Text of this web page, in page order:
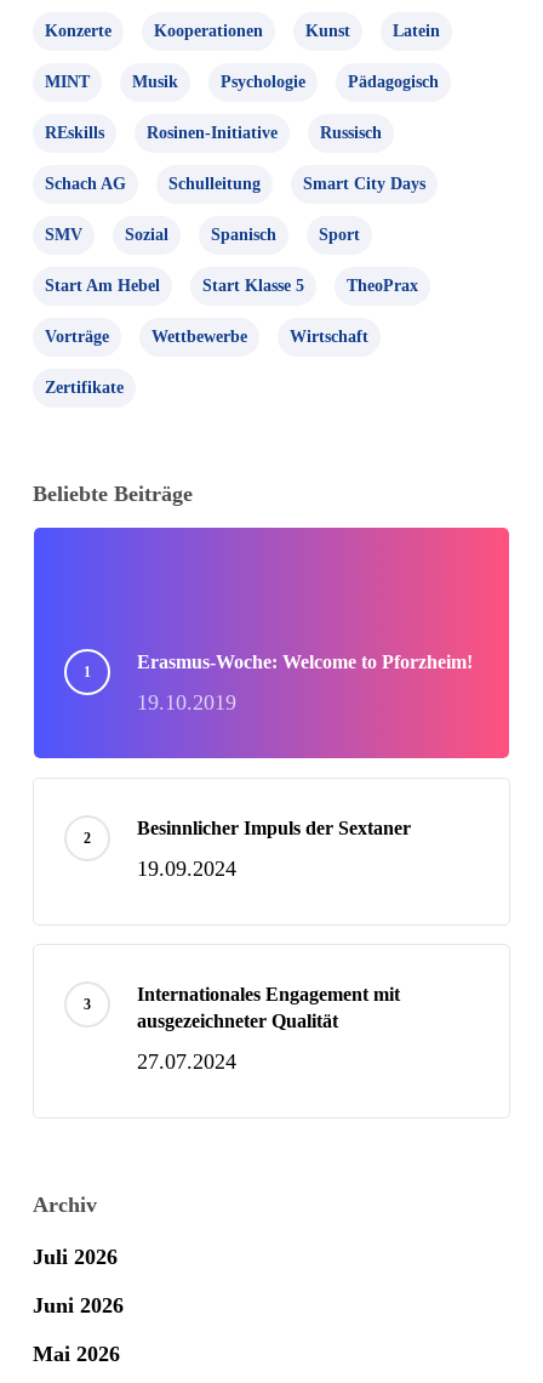
Konzerte Kooperationen Kunst Latein
MINT Musik Psychologie Pädagogisch
REskills Rosinen-Initiative Russisch
Schach AG Schulleitung Smart City Days
SMV Sozial Spanisch Sport
Start Am Hebel Start Klasse 5 TheoPrax
Vorträge Wettbewerbe Wirtschaft
Zertifikate
Beliebte Beiträge
Erasmus-Woche: Welcome to Pforzheim!
19.10.2019
Besinnlicher Impuls der Sextaner
19.09.2024
Internationales Engagement mit
ausgezeichneter Qualität
27.07.2024
Archiv
Juli 2026
Juni 2026
Mai 2026